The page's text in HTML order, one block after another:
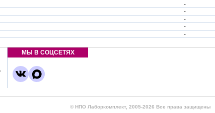
-
-
-
-
-
МЫ В СОЦСЕТЯХ
© НПО Лаборкомплект, 2005-2026 Все права защищены